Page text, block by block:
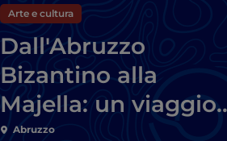
Arte e cultura
Dall'Abruzzo
Bizantino alla
Majella: un viaggio
nella bellezza
Abruzzo